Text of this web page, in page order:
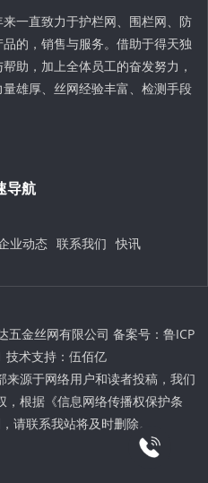
一直致力于护栏网、围栏网、防
的，销售与服务。借助于得天独
助，加上全体员工的奋发努力，
雄厚、丝网经验丰富、检测手段
导航
业动态 联系我们 快讯
五金丝网有限公司 备案号： 鲁ICP
技术支持： 伍佰亿
源于网络用户和读者投稿，我们
根据《信息网络传播权保护条
请联系我站将及时删除。